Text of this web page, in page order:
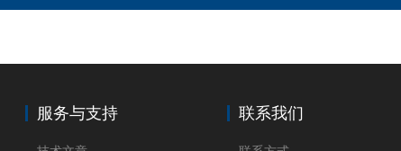
服务与支持 联系我们